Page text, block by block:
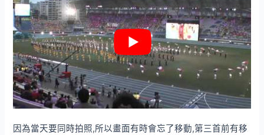
因為當天要同時拍照,所以畫面有時會忘了移動,第三首前有移